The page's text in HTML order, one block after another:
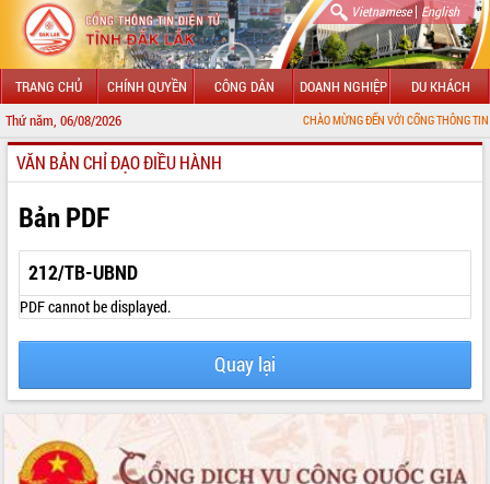
Vietnamese| English
TRANG CHỦ CHÍNH QUYỀN CÔNG DÂN DOANH NGHIỆP DU KHÁCH
Thứ năm, 06/08/2026 CHÀO MỪNG ĐẾN VỚI CỔNG THÔNG TIN ĐIỆN TỬ
GIỚI THIỆU
LÃNH ĐẠO UBND TỈNH
TIN TỨC SỰ KIỆN
SỞ, BAN, NGÀNH
UBND CÁC XÃ, PHƯỜNG
THÔNG TIN CHỈ ĐẠO ĐIỀU HÀNH
VĂN BẢN HĐND TỈNH
VĂN BẢN CHỈ ĐẠO ĐIỀU HÀNH
Bản PDF
212/TB-UBND
PDF cannot be displayed.
Quay lại